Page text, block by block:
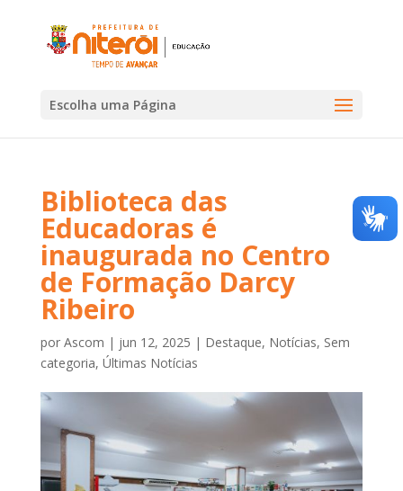
Escolha uma Página
Biblioteca das
Educadoras é
inaugurada no Centro
de Formação Darcy
Ribeiro
por Ascom | jun 12, 2025 | Destaque, Notícias, Sem
categoria, Últimas Notícias